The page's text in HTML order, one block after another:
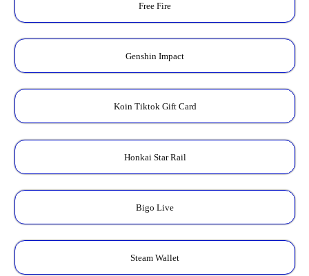
Free Fire
Genshin Impact
Koin Tiktok Gift Card
Honkai Star Rail
Bigo Live
Steam Wallet